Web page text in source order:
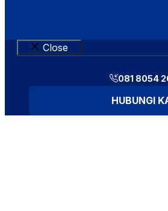
Close
081 8054
HUBUNGI